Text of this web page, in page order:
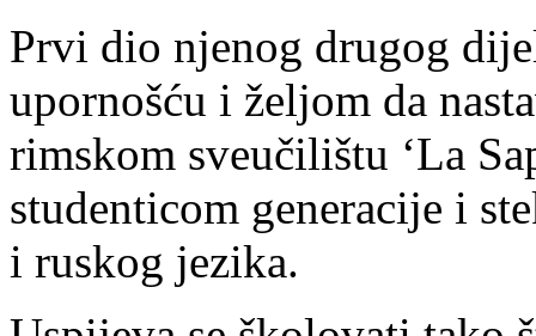
Prvi dio njenog drugog
upornošću i željom da
rimskom sveučilištu ‘La
studenticom generacije i
i ruskog jezika.